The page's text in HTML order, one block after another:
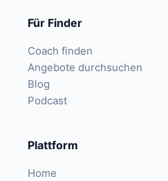
Für Finder
Coach finden
Angebote durchsuchen
Blog
Podcast
Plattform
Home